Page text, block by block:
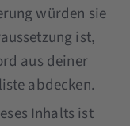
würden sie
ist,
aus deiner
abdecken.
Inhalts ist